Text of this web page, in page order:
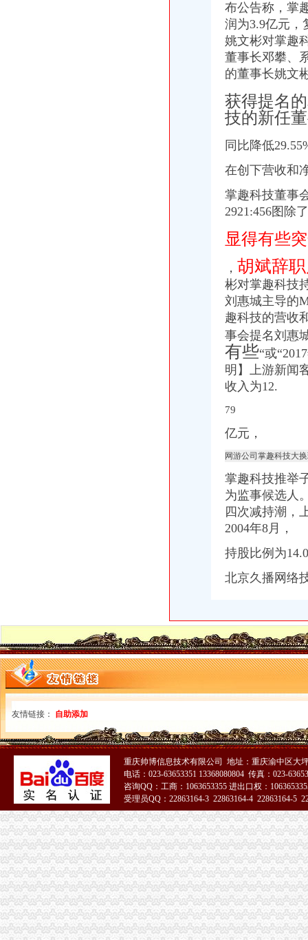
-重庆迪佳科技股份有限公司关于注册资本变更的公告-企业新闻-重庆迪
【58同城】重庆沙坪坝歌乐山外资公司注册_外资企业注册_代理外资公
【58同城】重庆沙坪坝歌乐山工商注册_公司注册代理_代办注册公司价
张松山5241万增资拿下丽江旅游华邦系六驾马车形成-上游新闻汇聚向
公司要求增资9万亿遭拒诉工商局不作为-法律频道-华龙网
五里店公司注册、注销、变更、转让、税务清算、注销【今日推荐网-
氏乳业股东解除股权质押天山生物增资子公司-新闻频道-和讯网
重庆钢铁集团矿业有限公司2016年公开发行公司券（第一期）募集说
上海证券交易所上市公司主要信息（8月22日）--北方网-时代财经
重庆宣部部长张小川包养70个妇堪比封建君王（组图）_天涯杂谈_
歌乐山村要建老爷车博物馆近70辆“网红”老爷车铭刻着上个世纪的
【家原创·重庆旧事】城市的光明使者——重庆电力厂_搜狐其它_
网游公司掌趣科技大换班：一个月内董事长总经理董都辞职了-上游
宁波世游信息科技股份有限公司公开转让说明书_世游科技（）
宁波世游信息科技股份有限公司二次馈意见回复_世游科技（
重庆市歌乐山休闲娱乐发展有限公司工资待遇怎么样_是否加班_五险一
【歌乐山家具公司工资|歌乐山家具公司待遇怎么样】-看准网
中国重庆歌乐山黄页|名录_中国重庆歌乐山公司|厂家-八方资源重庆黄页
【重庆歌乐山外资公司注册|香港公司注册|离岸公司注册】-重庆赶集网
【重庆钢铁集团矿业公司歌乐山矿】重庆钢铁集团矿业公司歌乐山矿
重庆三峡气体有限公司歌乐山经营部
重庆伟秀达科技有限公司电话,地址,营业时间（图）-重庆歌乐山公
歌乐山公司搬家_重庆千红搬家服务_公司搬家吉日-久久信息网
【歌乐山标准件制造公司】歌乐山标准件制造公司电话,歌乐山标准件
重庆钢铁集团矿业有限公司歌乐山矿
重庆沙坪坝歌乐山环保公司-原创-高清-爱奇艺
重庆创富餐饮文化有限公司歌乐山分公司_【信用信息_诉讼信息_财务
布公告称，掌
润为3.9亿元，
姚文彬对掌趣
董事长邓攀、
的董事长姚文
获得提名
技的新任
同比降低
在创下营收和
掌趣科技董事
2921:456图除
显得有些
， 胡斌辞
彬对掌趣科技
刘惠城主导的
趣科技的营收
事会提名刘惠
有些“或
明】上游新闻
收入为12.
79
亿元，
网游公司掌趣科技大
掌趣科技推举
为监事候选人
四次减持潮，
2004年8月，
持股比例为
北京久播网络
友情链接： 自助添加
重庆帅博信息技术有限公司 地址：重庆渝中区大
电话：023-63653351 13368080804 传真：023-
咨询QQ：工商：1063653355 进出口权：
受理员QQ：22863164-3 22863164-4 22863164-5
51La